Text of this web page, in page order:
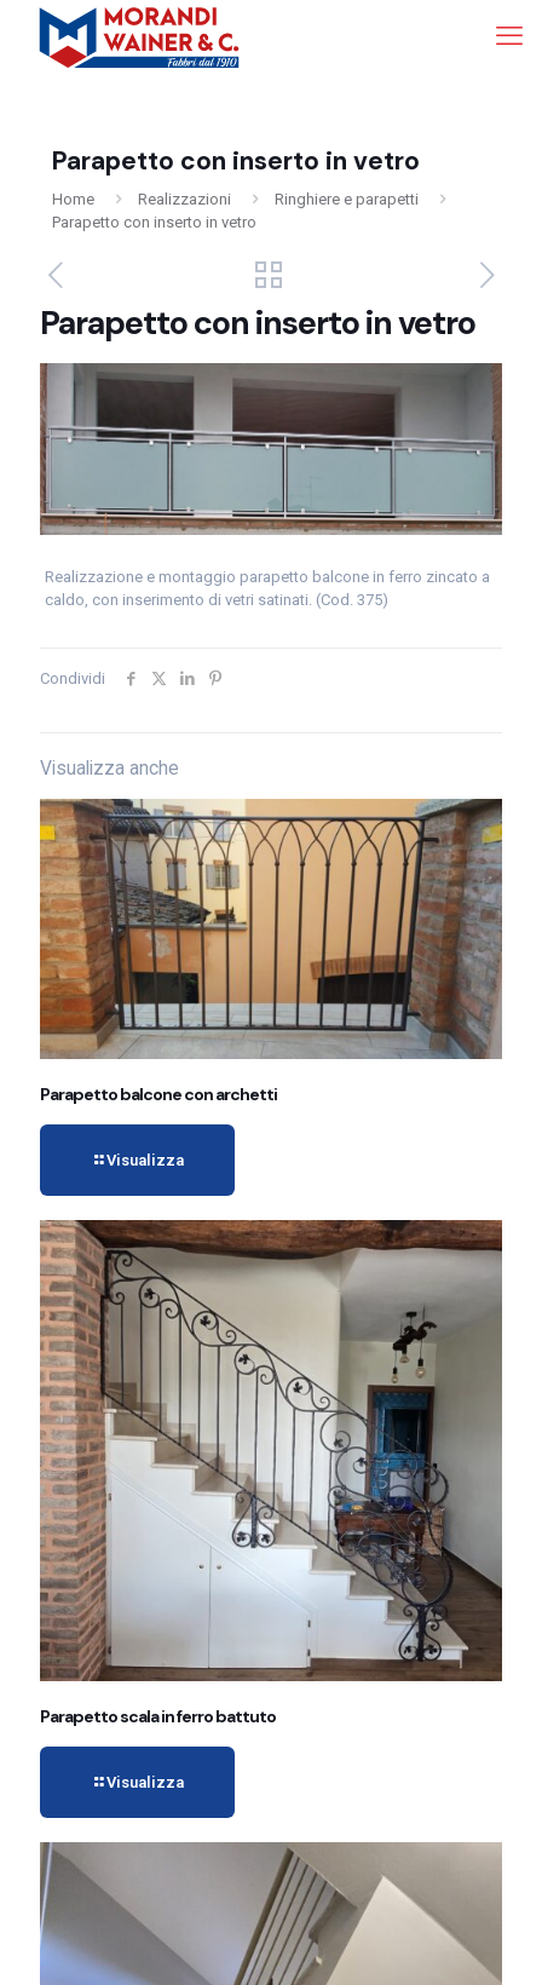
Parapetto con inserto in vetro
Home Realizzazioni
Ringhiere e parapetti
Parapetto con inserto in vetro
Parapetto con inserto in vetro
Realizzazione e montaggio parapetto balcone in ferro zincato a
caldo, con inserimento di vetri satinati. (Cod. 375)
Condividi
Visualizza anche
Parapetto balcone con archetti
Visualizza
Parapetto scala in ferro battuto
Visualizza